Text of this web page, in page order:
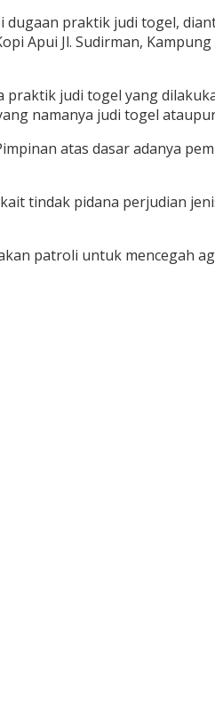
praktik judi togel,
Apui Jl. Sudirman,
judi togel yang
namanya judi togel
atas dasar adanya
tindak pidana perjudian
patroli untuk mencegah